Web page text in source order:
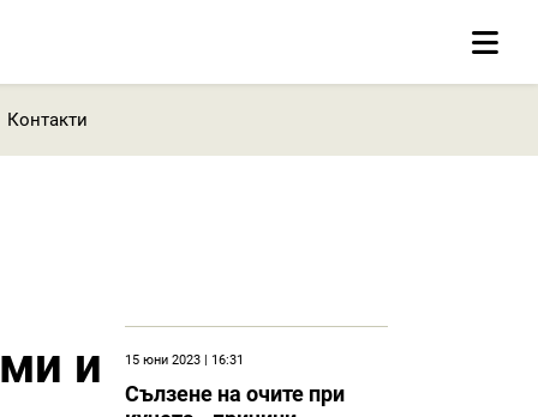
Контакти
и
15 юни 2023 | 16:31
Сълзене на очите при